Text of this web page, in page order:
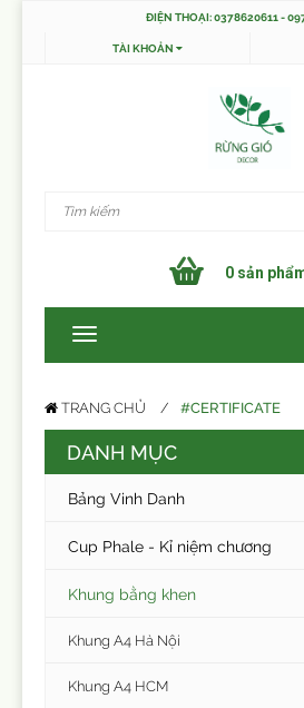
ĐIỆN THOẠI: 0378620611 -
TÀI KHOẢN
0 sản
TRANG CHỦ #CERTIFICATE
DANH MỤC
Bảng Vinh Danh
Cup Phale - Kỉ niệm chương
Khung bằng khen
Khung A4 Hà Nội
Khung A4 HCM